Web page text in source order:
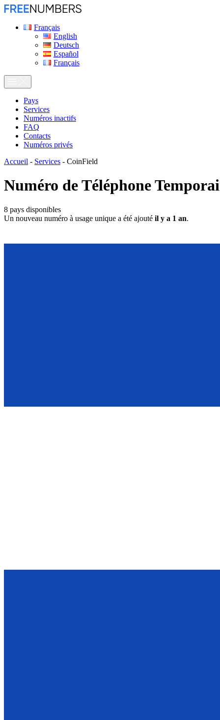
Français
English
Deutsch
Español
Français
Pays
Services
Numéros inactifs
FAQ
Contacts
Numéros privés
Accueil - Services - CoinField
Numéro de Téléphone
8 pays disponibles
Un nouveau numéro à usage unique a été ajouté il y a 1 an.